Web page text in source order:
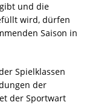
und die
wird, dürfen
Saison in
Spielklassen
der
der Sportwart